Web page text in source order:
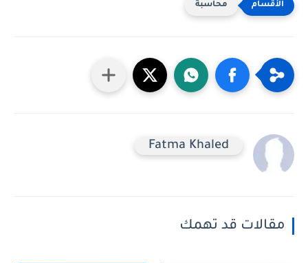
محاسبة
Fatma Khaled
مقالات قد تهمك